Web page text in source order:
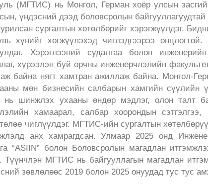
(МГТИС) нь Монгол, Герман хоёр улсын
үндэсний дээд боловсролын
сургалтын хөтөлбөрийг хэрэгжүүлдэг.
хүнийг хөгжүүлэхэд чиглэдгээрээ
Хэрэглээний судалгаа болон
хүрээлэн буй орчны инженерчлэлийн
байна нягт хамтран ажиллаж байна. Монгол-
мөн бизнесийн салбарын хамгийн сүүлийн
шинжлэх ухааны өндөр мэдлэг, олон талт
хамаарал, салбар хоорондын сэтгэлгээ,
чиглүүлдэг. МГТИС-ийн сургалтын
анх хамрагдсан. Улмаар 2025 онд
“ASIIN” болон Боловсролын магадлан
МГТИС нь байгууллагын магадлан
зөвлөлөөс 2019 болон 2025 онуудад тус тус